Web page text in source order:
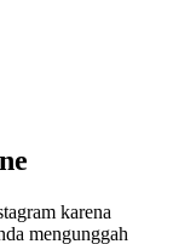
karena
mengunggah